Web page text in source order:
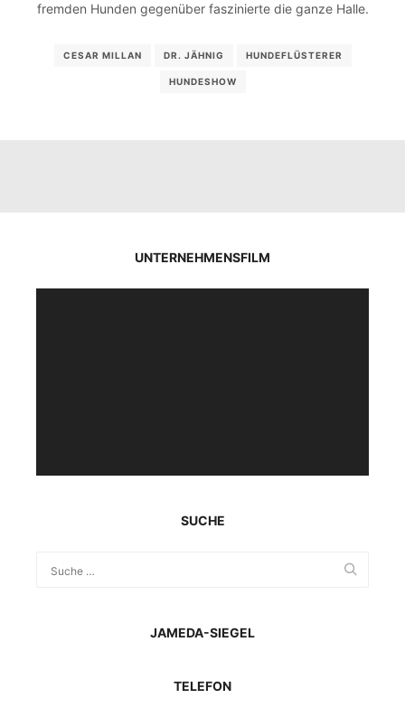
fremden Hunden gegenüber faszinierte die ganze Halle.
CESAR MILLAN DR. JÄHNIG HUNDEFLÜSTERER
HUNDESHOW
UNTERNEHMENSFILM
SUCHE
JAMEDA-SIEGEL
TELEFON